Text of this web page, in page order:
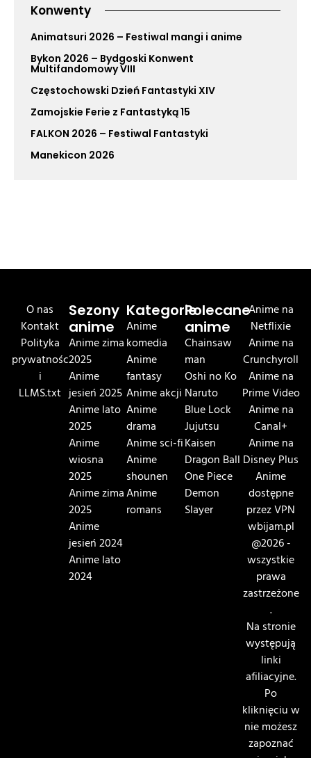
Konwenty
Animatsuri 2026 – Festiwal mangi i anime
Bykon 2026 – Bydgoski Konwent
Multifandomowy VIII
Częstochowski Dzień Fantastyki XIV
Zamojskie Ferie z Fantastyką 15
FALKON 2026 – Festiwal Fantastyki
Manekicon 2026
O nas
Kontakt
Polityka
prywatnośc
i
LLMS.txt
Sezony
anime
Anime zima
2025
Anime
jesień 2025
Anime lato
2025
Anime
wiosna
2025
Anime zima
2025
Anime
jesień 2024
Anime lato
2024
Kategorie
Anime
komedia
Anime
fantasy
Anime akcji
Anime
drama
Anime sci-fi
Anime
shounen
Anime
romans
Polecane
anime
Chainsaw
man
Oshi no Ko
Naruto
Blue Lock
Jujutsu
Kaisen
Dragon Ball
One Piece
Demon
Slayer
Anime na
Netflixie
Anime na
Crunchyroll
Anime na
Prime Video
Anime na
Canal+
Anime na
Disney Plus
Anime
dostępne
przez VPN
wbijam.pl
@2026 -
wszystkie
prawa
zastrzeżone
.
Na stronie
występują
linki
afiliacyjne.
Po
kliknięciu w
nie możesz
zapoznać